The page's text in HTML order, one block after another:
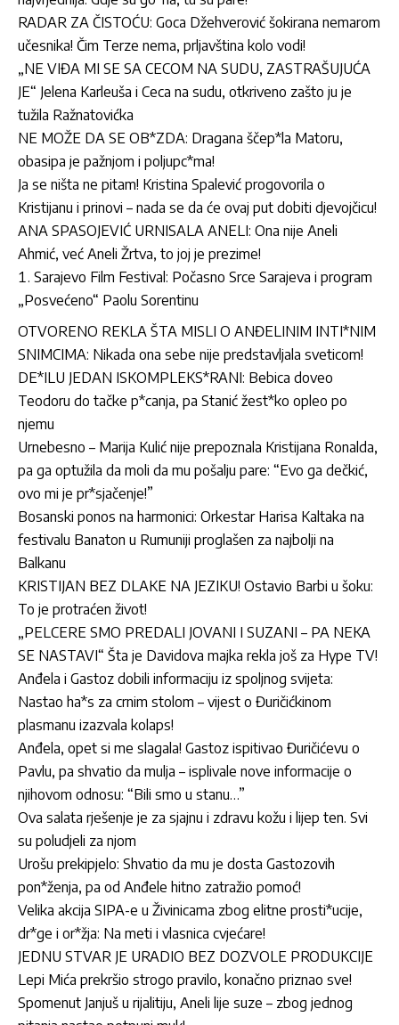
RADAR ZA ČISTOĆU: Goca Džehverović šokirana nemarom
učesnika! Čim Terze nema, prljavština kolo vodi!
„NE VIĐA MI SE SA CECOM NA SUDU, ZASTRAŠUJUĆA
JE“ Jelena Karleuša i Ceca na sudu, otkriveno zašto ju je
tužila Ražnatovićka
NE MOŽE DA SE OB*ZDA: Dragana ščep*la Matoru,
obasipa je pažnjom i poljupc*ma!
Ja se ništa ne pitam! Kristina Spalević progovorila o
Kristijanu i prinovi – nada se da će ovaj put dobiti djevojčicu!
ANA SPASOJEVIĆ URNISALA ANELI: Ona nije Aneli
Ahmić, već Aneli Žrtva, to joj je prezime!
Sarajevo Film Festival: Počasno Srce Sarajeva i program
„Posvećeno“ Paolu Sorentinu
OTVORENO REKLA ŠTA MISLI O ANĐELINIM INTI*NIM
SNIMCIMA: Nikada ona sebe nije predstavljala sveticom!
DE*ILU JEDAN ISKOMPLEKS*RANI: Bebica doveo
Teodoru do tačke p*canja, pa Stanić žest*ko opleo po
njemu
Urnebesno – Marija Kulić nije prepoznala Kristijana Ronalda,
pa ga optužila da moli da mu pošalju pare: “Evo ga dečkić,
ovo mi je pr*sjačenje!”
Bosanski ponos na harmonici: Orkestar Harisa Kaltaka na
festivalu Banaton u Rumuniji proglašen za najbolji na
Balkanu
KRISTIJAN BEZ DLAKE NA JEZIKU! Ostavio Barbi u šoku:
To je protraćen život!
„PELCERE SMO PREDALI JOVANI I SUZANI – PA NEKA
SE NASTAVI“ Šta je Davidova majka rekla još za Hype TV!
Anđela i Gastoz dobili informaciju iz spoljnog svijeta:
Nastao ha*s za crnim stolom – vijest o Đuričićkinom
plasmanu izazvala kolaps!
Anđela, opet si me slagala! Gastoz ispitivao Đuričićevu o
Pavlu, pa shvatio da mulja – isplivale nove informacije o
njihovom odnosu: “Bili smo u stanu…”
Ova salata rješenje je za sjajnu i zdravu kožu i lijep ten. Svi
su poludjeli za njom
Urošu prekipjelo: Shvatio da mu je dosta Gastozovih
pon*ženja, pa od Anđele hitno zatražio pomoć!
Velika akcija SIPA-e u Živinicama zbog elitne prosti*ucije,
dr*ge i or*žja: Na meti i vlasnica cvjećare!
JEDNU STVAR JE URADIO BEZ DOZVOLE PRODUKCIJE
Lepi Mića prekršio strogo pravilo, konačno priznao sve!
Spomenut Janjuš u rijalitiju, Aneli lije suze – zbog jednog